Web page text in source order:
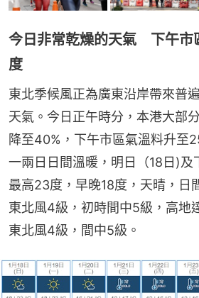
今日非常乾燥的天氣 下午市
度
東北季候風正為廣東沿岸帶來普
天氣。今日正午時分，本港大部
降至40%，下午市區氣溫料升至
一兩日日間溫暖，明日（18日)及
最高23度，早晚18度，天晴，日
東北風4級，初時間中5級，高地
東北風4級，間中5級。